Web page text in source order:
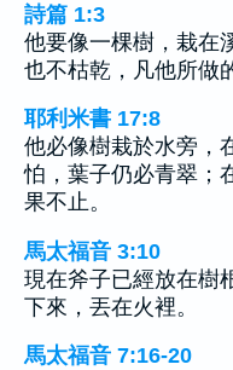
詩篇 1:3
他要像一棵樹，栽在
也不枯乾，凡他所做
耶利米書 17:8
他必像樹栽於水旁，
怕，葉子仍必青翠；
果不止。
馬太福音 3:10
現在斧子已經放在樹
下來，丟在火裡。
馬太福音 7:16-20